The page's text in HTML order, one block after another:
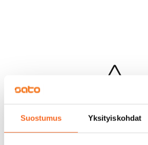
Suostumus Yksityiskohdat
Hups...
Jotakin meni pieleen sivun